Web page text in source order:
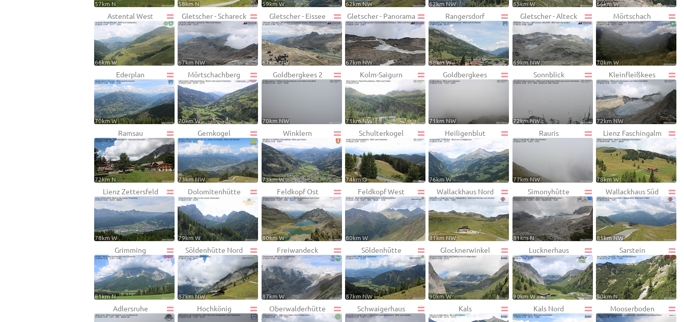
57km N 58km N 59km W 62km NW 62km NW 65km W 66km W
Astental West
66km W
Gletscher - Schareck
67km NW
Gletscher - Eissee
67km NW
Gletscher - Panorama
67km NW
Rangersdorf
68km W
Gletscher - Alteck
69km NW
Mörtschach
70km W
Ederplan
70km W
Mörtschachberg
70km W
Goldbergkees 2
70km NW
Kolm-Saigurn
71km NW
Goldbergkees
71km NW
Sonnblick
72km NW
Kleinfleißkees
72km NW
Ramsau
72km N
Gernkogel
73km NW
Winklern
73km W
Schulterkogel
74km O
Heiligenblut
76km W
Rauris
77km NW
Lienz Faschingalm
78km W
Lienz Zettersfeld
78km W
Dolomitenhütte
79km W
Feldkopf Ost
80km W
Feldkopf West
80km W
Wallackhaus Nord
81km NW
Simonyhütte
81km N
Wallackhaus Süd
81km NW
Grimming
81km N
Söldenhütte Nord
87km NW
Freiwandeck
87km W
Söldenhütte
87km NW
Glocknerwinkel
90km W
Lucknerhaus
90km W
Sarstein
90km N
Adlersruhe Hochkönig Oberwalderhütte Schwaigerhaus Kals Kals Nord Mooserboden